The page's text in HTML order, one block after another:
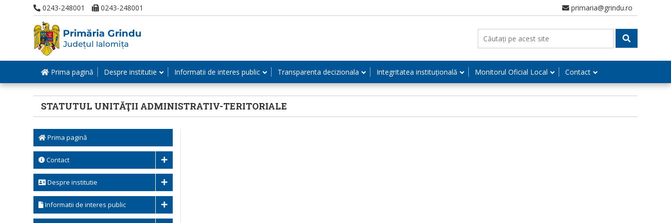
0243-248001 0243-248001 primaria@grindu.ro
Prima pagină Despre institutie Informatii de interes public Transparenta decizionala Integritatea instituțională Monitorul Oficial Local Contact
STATUTUL UNITĂŢII ADMINISTRATIV-TERITORIALE
Prima pagină
Contact
Despre institutie
Informatii de interes public